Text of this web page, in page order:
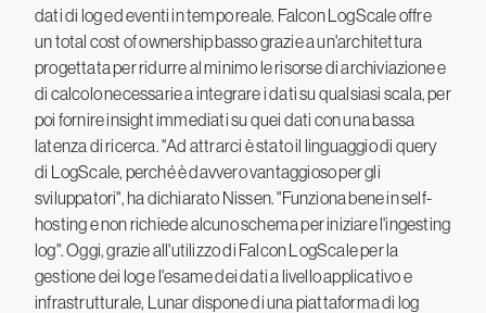
dati di log ed eventi in tempo reale. Falcon LogScale offre
un total cost of ownership basso grazie a un'architettura
progettata per ridurre al minimo le risorse di archiviazione e
di calcolo necessarie a integrare i dati su qualsiasi scala, per
poi fornire insight immediati su quei dati con una bassa
latenza di ricerca. "Ad attrarci è stato il linguaggio di query
di LogScale, perché è davvero vantaggioso per gli
sviluppatori", ha dichiarato Nissen. "Funziona bene in self-
hosting e non richiede alcuno schema per iniziare l'ingesting
log". Oggi, grazie all'utilizzo di Falcon LogScale per la
gestione dei log e l'esame dei dati a livello applicativo e
infrastrutturale, Lunar dispone di una piattaforma di log